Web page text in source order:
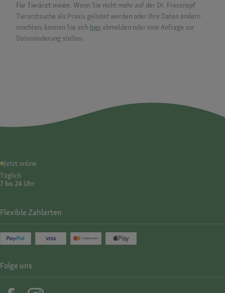
Für Tierärzt:innen: Wenn Sie nicht mehr auf der Dr. Fressnapf
Tierarztsuche als Praxis gelistet werden oder Ihre Daten ändern
möchten, können Sie sich hier abmelden oder eine Anfrage zur
Datenänderung stellen.
Jetzt online
Täglich
7 bis 24 Uhr
Flexible Zahlarten
Folge uns